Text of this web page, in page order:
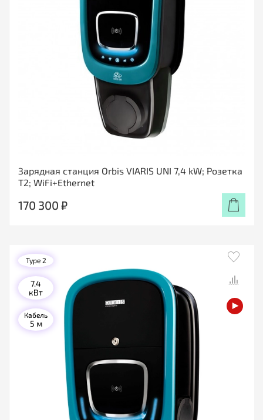
Зарядная станция Orbis VIARIS UNI 7,4 kW; Розетка
T2; WiFi+Ethernet
170 300 ₽
Type 2
7.4
кВт
Кабель
5 м